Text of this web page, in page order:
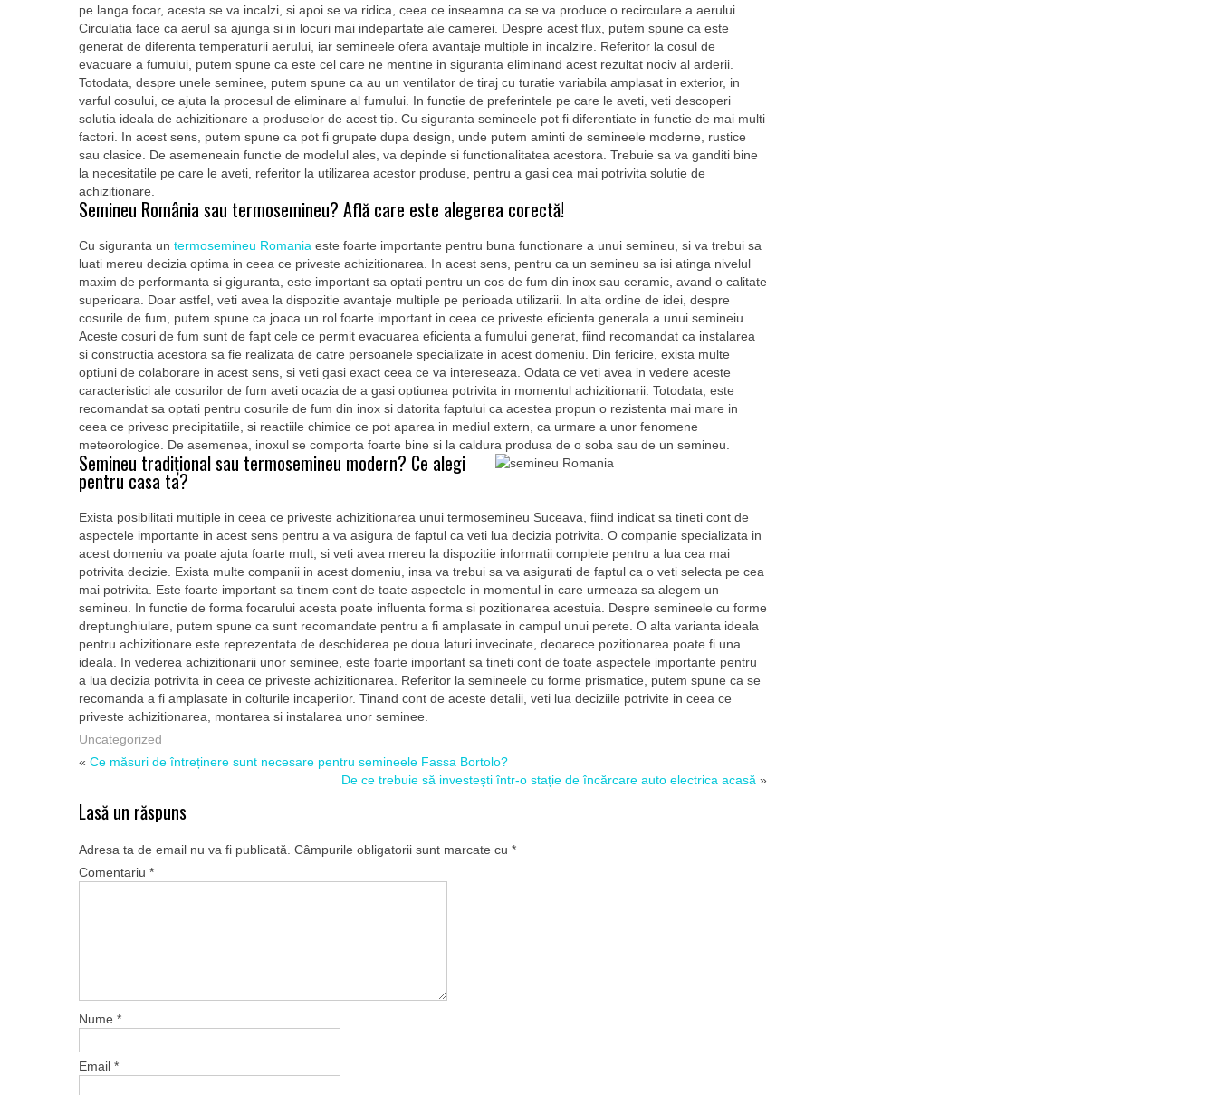
pe langa focar, acesta se va incalzi, si apoi se va ridica, ceea ce inseamna ca se va produce o recirculare a aerului.
Circulatia face ca aerul sa ajunga si in locuri mai indepartate ale camerei. Despre acest flux, putem spune ca este
generat de diferenta temperaturii aerului, iar semineele ofera avantaje multiple in incalzire. Referitor la cosul de
evacuare a fumului, putem spune ca este cel care ne mentine in siguranta eliminand acest rezultat nociv al arderii.
Totodata, despre unele seminee, putem spune ca au un ventilator de tiraj cu turatie variabila amplasat in exterior, in
varful cosului, ce ajuta la procesul de eliminare al fumului. In functie de preferintele pe care le aveti, veti descoperi
solutia ideala de achizitionare a produselor de acest tip. Cu siguranta semineele pot fi diferentiate in functie de mai multi
factori. In acest sens, putem spune ca pot fi grupate dupa design, unde putem aminti de semineele moderne, rustice
sau clasice. De asemeneain functie de modelul ales, va depinde si functionalitatea acestora. Trebuie sa va ganditi bine
la necesitatile pe care le aveti, referitor la utilizarea acestor produse, pentru a gasi cea mai potrivita solutie de
achizitionare.
Semineu România sau termosemineu? Află care este alegerea corectă!
Cu siguranta un termosemineu Romania este foarte importante pentru buna functionare a unui semineu, si va trebui sa
luati mereu decizia optima in ceea ce priveste achizitionarea. In acest sens, pentru ca un semineu sa isi atinga nivelul
maxim de performanta si giguranta, este important sa optati pentru un cos de fum din inox sau ceramic, avand o calitate
superioara. Doar astfel, veti avea la dispozitie avantaje multiple pe perioada utilizarii. In alta ordine de idei, despre
cosurile de fum, putem spune ca joaca un rol foarte important in ceea ce priveste eficienta generala a unui semineiu.
Aceste cosuri de fum sunt de fapt cele ce permit evacuarea eficienta a fumului generat, fiind recomandat ca instalarea
si constructia acestora sa fie realizata de catre persoanele specializate in acest domeniu. Din fericire, exista multe
optiuni de colaborare in acest sens, si veti gasi exact ceea ce va intereseaza. Odata ce veti avea in vedere aceste
caracteristici ale cosurilor de fum aveti ocazia de a gasi optiunea potrivita in momentul achizitionarii. Totodata, este
recomandat sa optati pentru cosurile de fum din inox si datorita faptului ca acestea propun o rezistenta mai mare in
ceea ce privesc precipitatiile, si reactiile chimice ce pot aparea in mediul extern, ca urmare a unor fenomene
meteorologice. De asemenea, inoxul se comporta foarte bine si la caldura produsa de o soba sau de un semineu.
Semineu tradițional sau termosemineu modern? Ce alegi
pentru casa ta?
Exista posibilitati multiple in ceea ce priveste achizitionarea unui termosemineu Suceava, fiind indicat sa tineti cont de
aspectele importante in acest sens pentru a va asigura de faptul ca veti lua decizia potrivita. O companie specializata in
acest domeniu va poate ajuta foarte mult, si veti avea mereu la dispozitie informatii complete pentru a lua cea mai
potrivita decizie. Exista multe companii in acest domeniu, insa va trebui sa va asigurati de faptul ca o veti selecta pe cea
mai potrivita. Este foarte important sa tinem cont de toate aspectele in momentul in care urmeaza sa alegem un
semineu. In functie de forma focarului acesta poate influenta forma si pozitionarea acestuia. Despre semineele cu forme
dreptunghiulare, putem spune ca sunt recomandate pentru a fi amplasate in campul unui perete. O alta varianta ideala
pentru achizitionare este reprezentata de deschiderea pe doua laturi invecinate, deoarece pozitionarea poate fi una
ideala. In vederea achizitionarii unor seminee, este foarte important sa tineti cont de toate aspectele importante pentru
a lua decizia potrivita in ceea ce priveste achizitionarea. Referitor la semineele cu forme prismatice, putem spune ca se
recomanda a fi amplasate in colturile incaperilor. Tinand cont de aceste detalii, veti lua deciziile potrivite in ceea ce
priveste achizitionarea, montarea si instalarea unor seminee.
Uncategorized
« Ce măsuri de întreținere sunt necesare pentru semineele Fassa Bortolo?
De ce trebuie să investești într-o stație de încărcare auto electrica acasă »
Lasă un răspuns
Adresa ta de email nu va fi publicată. Câmpurile obligatorii sunt marcate cu *
Comentariu *
Nume *
Email *